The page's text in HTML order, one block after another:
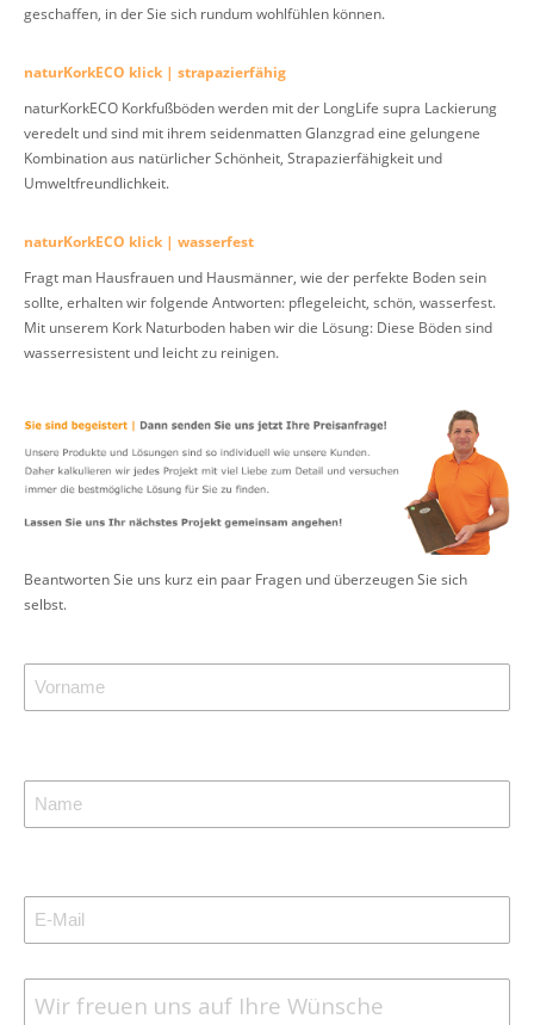
geschaffen, in der Sie sich rundum wohlfühlen können.
naturKorkECO klick | strapazierfähig
naturKorkECO Korkfußböden werden mit der LongLife supra Lackierung
veredelt und sind mit ihrem seidenmatten Glanzgrad eine gelungene
Kombination aus natürlicher Schönheit, Strapazierfähigkeit und
Umweltfreundlichkeit.
naturKorkECO klick | wasserfest
Fragt man Hausfrauen und Hausmänner, wie der perfekte Boden sein
sollte, erhalten wir folgende Antworten: pflegeleicht, schön, wasserfest.
Mit unserem Kork Naturboden haben wir die Lösung: Diese Böden sind
wasserresistent und leicht zu reinigen.
Beantworten Sie uns kurz ein paar Fragen und überzeugen Sie sich
selbst.